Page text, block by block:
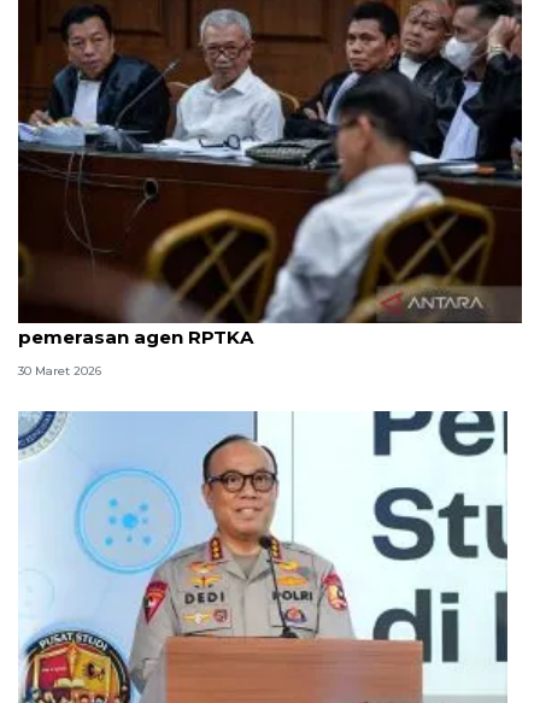
8 ASN Kemenaker hadapi sidang tuntutan kasus
pemerasan agen RPTKA
30 Maret 2026